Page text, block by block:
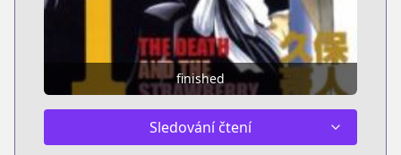
finished
Sledování čtení